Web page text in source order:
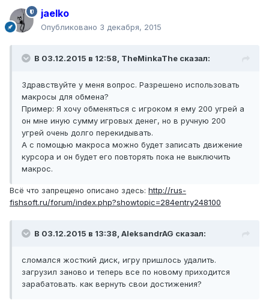
jaelko
Опубликовано 3 декабря, 2015
В 03.12.2015 в 12:58, TheMinkaThe сказал:
Здравствуйте у меня вопрос. Разрешено использовать
макросы для обмена?
Пример: Я хочу обменяться с игроком я ему 200 угрей а
он мне иную сумму игровых денег, но в ручную 200
угрей очень долго перекидывать.
А с помощью макроса можно будет записать движение
курсора и он будет его повторять пока не выключить
макрос.
Всё что запрещено описано здесь: http://rus-
fishsoft.ru/forum/index.php?showtopic=284entry248100
В 03.12.2015 в 13:38, AleksandrAG сказал:
сломался жосткий диск, игру пришлось удалить.
загрузил заново и теперь все по новому приходится
зарабатовать. как вернуть свои достижения?